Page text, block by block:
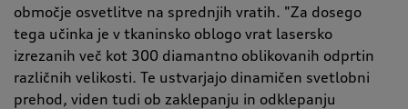
območje osvetlitve na sprednjih vratih. "Za dosego
tega učinka je v tkaninsko oblogo vrat lasersko
izrezanih več kot 300 diamantno oblikovanih odprtin
različnih velikosti. Te ustvarjajo dinamičen svetlobni
prehod, viden tudi ob zaklepanju in odklepanju